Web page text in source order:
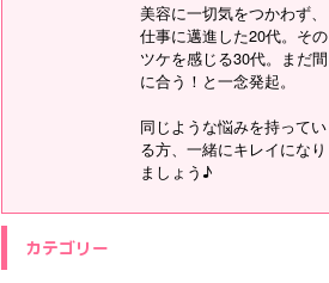
美容に一切気をつかわず、
仕事に邁進した20代。その
ツケを感じる30代。まだ間
に合う！と一念発起。
同じような悩みを持ってい
る方、一緒にキレイになり
ましょう♪
カテゴリー